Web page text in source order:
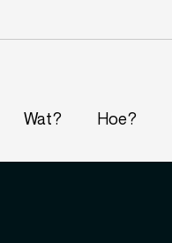
Wat? Hoe?